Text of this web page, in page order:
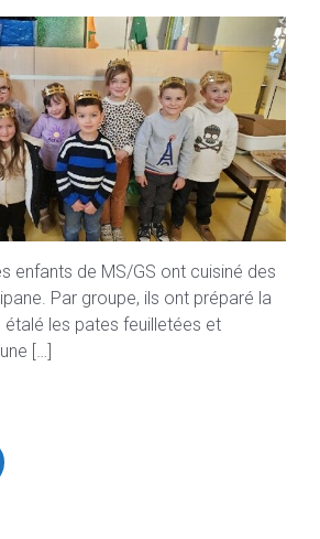
enfants de MS/GS ont cuisiné des
Par groupe, ils ont préparé la
étalé les pates feuilletées et
[…]